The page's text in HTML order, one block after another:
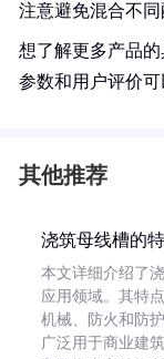
注意避免混合不同
想了解更多产品
参数和用户评价可
其他推荐
浇筑母线槽的
本文详细介绍了
应用领域。其特
机械、防火和防
广泛用于商业建